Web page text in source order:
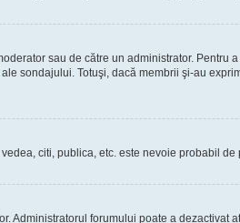
sau de către un administrator.
sondajului. Totuşi, dacă membrii şi-au
citi, publica, etc. este nevoie probabil
Administratorul forumului poate a